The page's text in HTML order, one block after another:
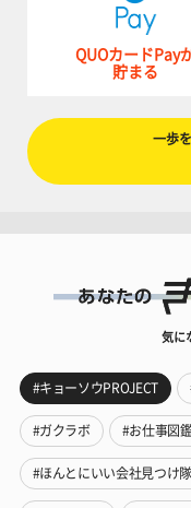
QUOカードPay
貯まる
一歩
気に
#キョーソウPROJECT
#ガクラボ #お仕事図
#ほんとにいい会社見つけ隊